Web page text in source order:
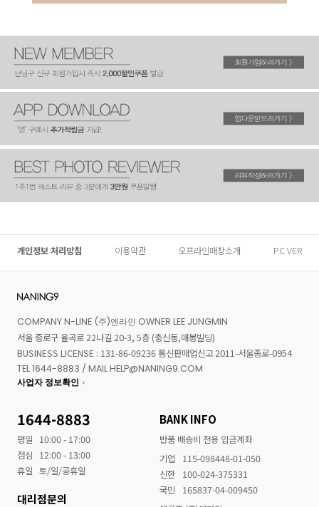
개인정보 처리방침 이용약관 오프라인매장소개 PC VER
COMPANY N-LINE (주)엔라인 OWNER LEE JUNGMIN
서울 종로구 율곡로 22나길 20-3, 5층 (충신동,매봉빌딩)
BUSINESS LICENSE : 131-86-09236 통신판매업신고 2011-서울종로-0954
TEL 1644-8883 / MAIL HELP@NANING9.COM
사업자 정보확인
1644-8883
평일
10:00 - 17:00
점심
12:00 - 13:00
휴일 토/일/공휴일
대리점문의
BANK INFO
반품 배송비 전용 입금계좌
기업
115-098448-01-050
신한
100-024-375331
국민
165837-04-009450